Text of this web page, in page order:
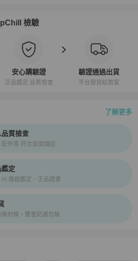
檢驗
安心購驗證
正品鑑定 品質檢查
驗證通過出貨
平台發貨給買家
了解更多
、安心購檢驗流程介紹
質檢查
件等 符合頁面描述
鑑定
儀器鑑定、正品證書
封條、雙重防護包裝